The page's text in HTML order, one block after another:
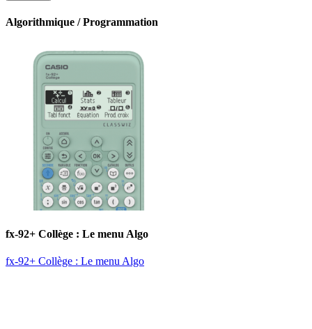
Algorithmique / Programmation
fx-92+ Collège : Le menu Algo
fx-92+ Collège : Le menu Algo